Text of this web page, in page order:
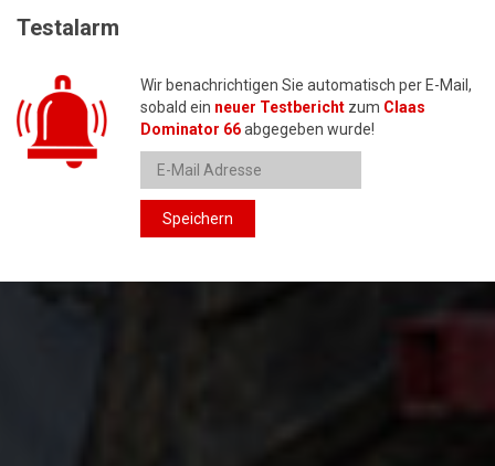
Testalarm
Wir benachrichtigen Sie automatisch per E-Mail,
sobald ein neuer Testbericht zum Claas
Dominator 66abgegeben wurde!
Speichern